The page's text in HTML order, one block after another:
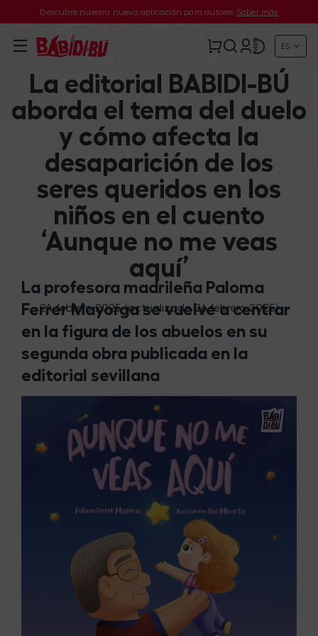
Descubre nuestra nueva aplicación para autores Saber más
ES
La editorial BABIDI-BÚ
aborda el tema del duelo
y cómo afecta la
desaparición de los
seres queridos en los
niños en el cuento
‘Aunque no me veas
aquí’
24 febrero 2025 (actualizado 26 febrero 2025)
La profesora madrileña Paloma
Ferrer Mayorga se vuelve a centrar
en la figura de los abuelos en su
segunda obra publicada en la
editorial sevillana